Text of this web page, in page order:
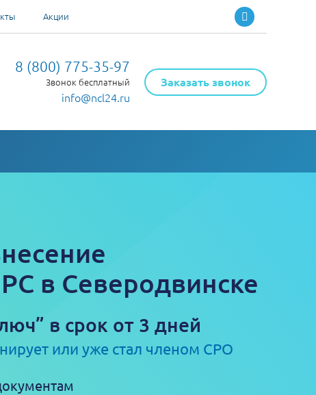
Акции
8 (800) 775-35-97
Звонок бесплатный
info@ncl24.ru
Заказать звонок
в Северодвинске
в срок от 3 дней
или уже стал членом СРО